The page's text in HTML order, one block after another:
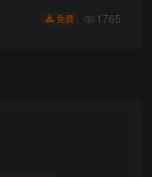
免费 1765